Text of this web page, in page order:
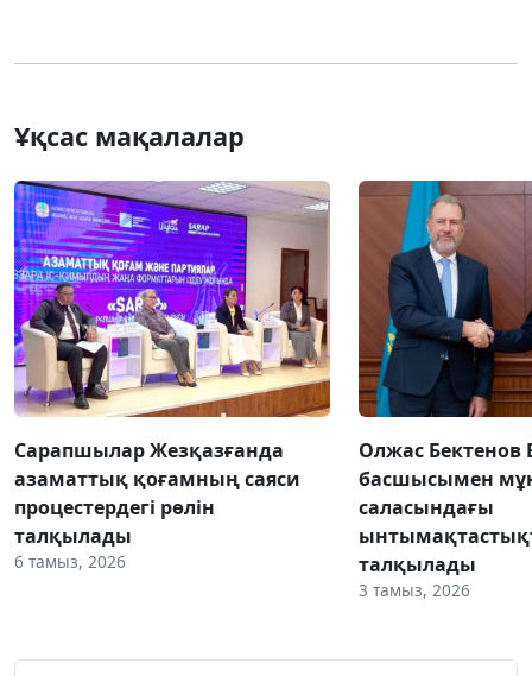
Ұқсас мақалалар
Сарапшылар Жезқазғанда
азаматтық қоғамның саяси
процестердегі рөлін
талқылады
6 тамыз, 2026
Олжас Бектенов
басшысымен
саласындағы
талқылады
3 тамыз, 2026